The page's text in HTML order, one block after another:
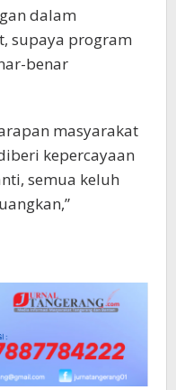
dalam
supaya program
benar
masyarakat
kepercayaan
semua keluh